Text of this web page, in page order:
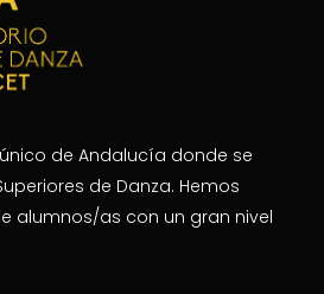
de Andalucía donde se
de Danza. Hemos
alumnos/as con un gran nivel